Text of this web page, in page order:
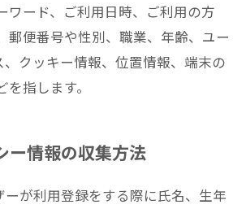
ワード、ご利用日時、ご利用の方
郵便番号や性別、職業、年齢、ユー
、クッキー情報、位置情報、端末の
指します。
ー情報の収集方法
ーが利用登録をする際に氏名、生年